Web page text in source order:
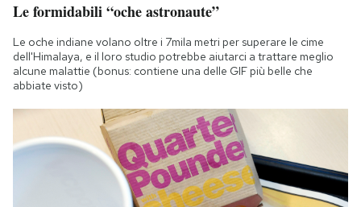
Le formidabili “oche astronaute”
Le oche indiane volano oltre i 7mila metri per superare le cime
dell'Himalaya, e il loro studio potrebbe aiutarci a trattare meglio
alcune malattie (bonus: contiene una delle GIF più belle che
abbiate visto)